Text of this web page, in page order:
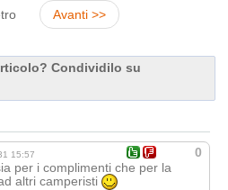
Avanti >>
Condividilo su
0
15:57
per i complimenti che per la
altri camperisti